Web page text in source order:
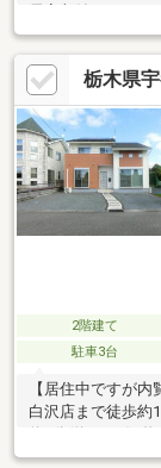
ッチン、トイレ２
ートバス、温水洗
ン、全居室フロー
キングヒーター、
栃木県
2階建て
駐車3台
【居住中ですが
白沢店まで徒歩約
約2分(約121m)■
パントリーや階段